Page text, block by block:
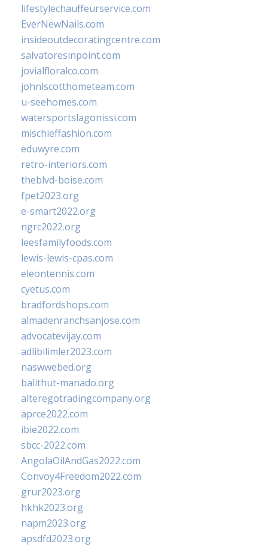
lifestylechauffeurservice.com
EverNewNails.com
insideoutdecoratingcentre.com
salvatoresinpoint.com
jovialfloralco.com
johnlscotthometeam.com
u-seehomes.com
watersportslagonissi.com
mischieffashion.com
eduwyre.com
retro-interiors.com
theblvd-boise.com
fpet2023.org
e-smart2022.org
ngrc2022.org
leesfamilyfoods.com
lewis-lewis-cpas.com
eleontennis.com
cyetus.com
bradfordshops.com
almadenranchsanjose.com
advocatevijay.com
adlibilimler2023.com
naswwebed.org
balithut-manado.org
alteregotradingcompany.org
aprce2022.com
ibie2022.com
sbcc-2022.com
AngolaOilAndGas2022.com
Convoy4Freedom2022.com
grur2023.org
hkhk2023.org
napm2023.org
apsdfd2023.org